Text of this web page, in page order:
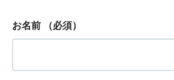
お名前 （必須）